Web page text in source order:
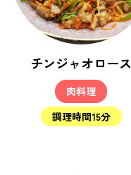
チンジャオロース
肉料理
調理時間15分